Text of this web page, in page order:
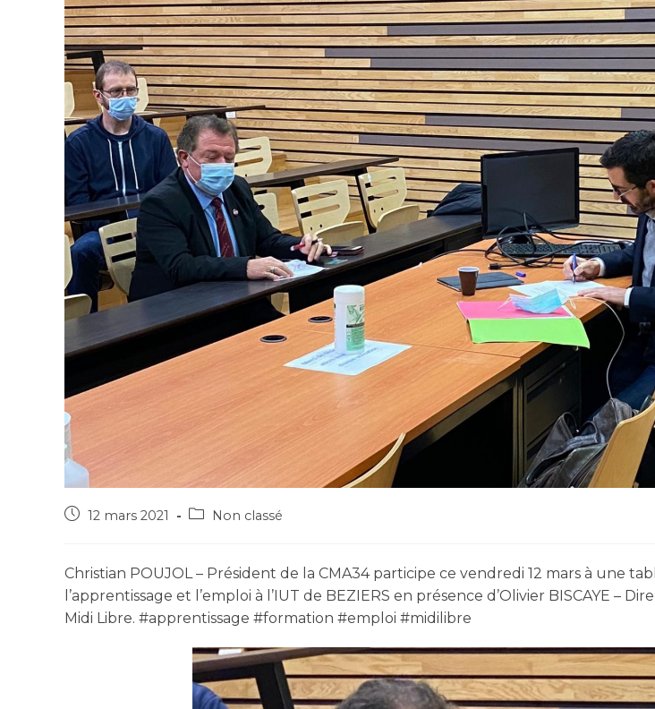
12 mars 2021 Non classé
Christian POUJOL – Président de la CMA34 participe ce vendredi 12 mars à une
l’apprentissage et l’emploi à l’IUT de BEZIERS en présence d’Olivier BISCAYE –
Midi Libre. #apprentissage #formation #emploi #midilibre